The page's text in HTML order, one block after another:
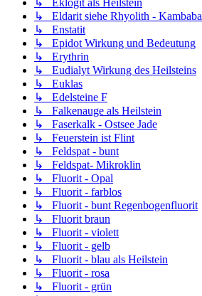
↳ Eldarit siehe Rhyolith - Kambaba
↳ Enstatit
↳ Epidot Wirkung und Bedeutung
↳ Erythrin
↳ Eudialyt Wirkung des Heilsteins
↳ Euklas
↳ Edelsteine F
↳ Falkenauge als Heilstein
↳ Faserkalk - Ostsee Jade
↳ Feuerstein ist Flint
↳ Feldspat - bunt
↳ Feldspat- Mikroklin
↳ Fluorit - Opal
↳ Fluorit - farblos
↳ Fluorit - bunt Regenbogenfluorit
↳ Fluorit braun
↳ Fluorit - violett
↳ Fluorit - gelb
↳ Fluorit - blau als Heilstein
↳ Fluorit - rosa
↳ Fluorit - grün